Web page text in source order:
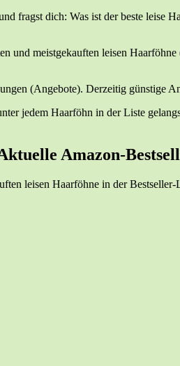
fragst dich: Was ist der bes­te lei­se
und meist­ge­kauf­ten lei­sen
(Ange­bo­te). Der­zei­tig güns­ti­ge
jedem Haar­föhn in der Lis­te
Amazon-
lei­sen Haar­föh­ne in der Bestseller-